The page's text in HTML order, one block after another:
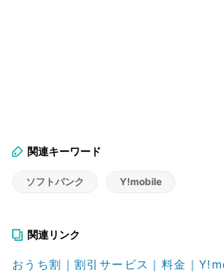
関連キーワード
ソフトバンク Y!mobile
関連リンク
おうち割｜割引サービス｜料金｜